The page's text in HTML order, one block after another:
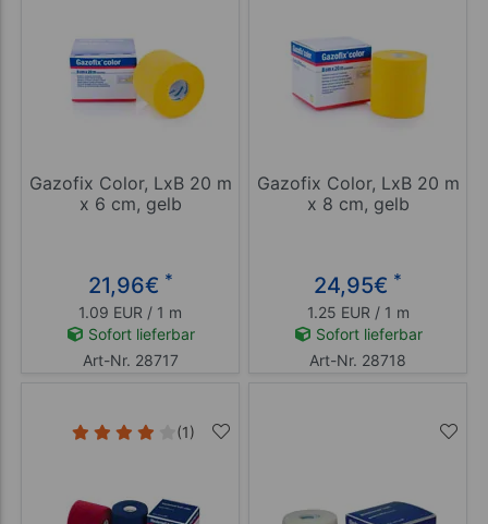
Gazofix Color, LxB 20 m
x 6 cm, gelb
21,96€ *
1.09 EUR / 1 m
Sofort lieferbar
Art-Nr. 28717
Gazofix Color, LxB 20 m
x 8 cm, gelb
24,95€ *
1.25 EUR / 1 m
Sofort lieferbar
Art-Nr. 28718
(1)